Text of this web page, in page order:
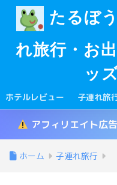
たるぼ
れ旅行・お
ッ
ホテルレビュー 子連れ旅
アフィリエイト広
ホーム 子連れ旅行